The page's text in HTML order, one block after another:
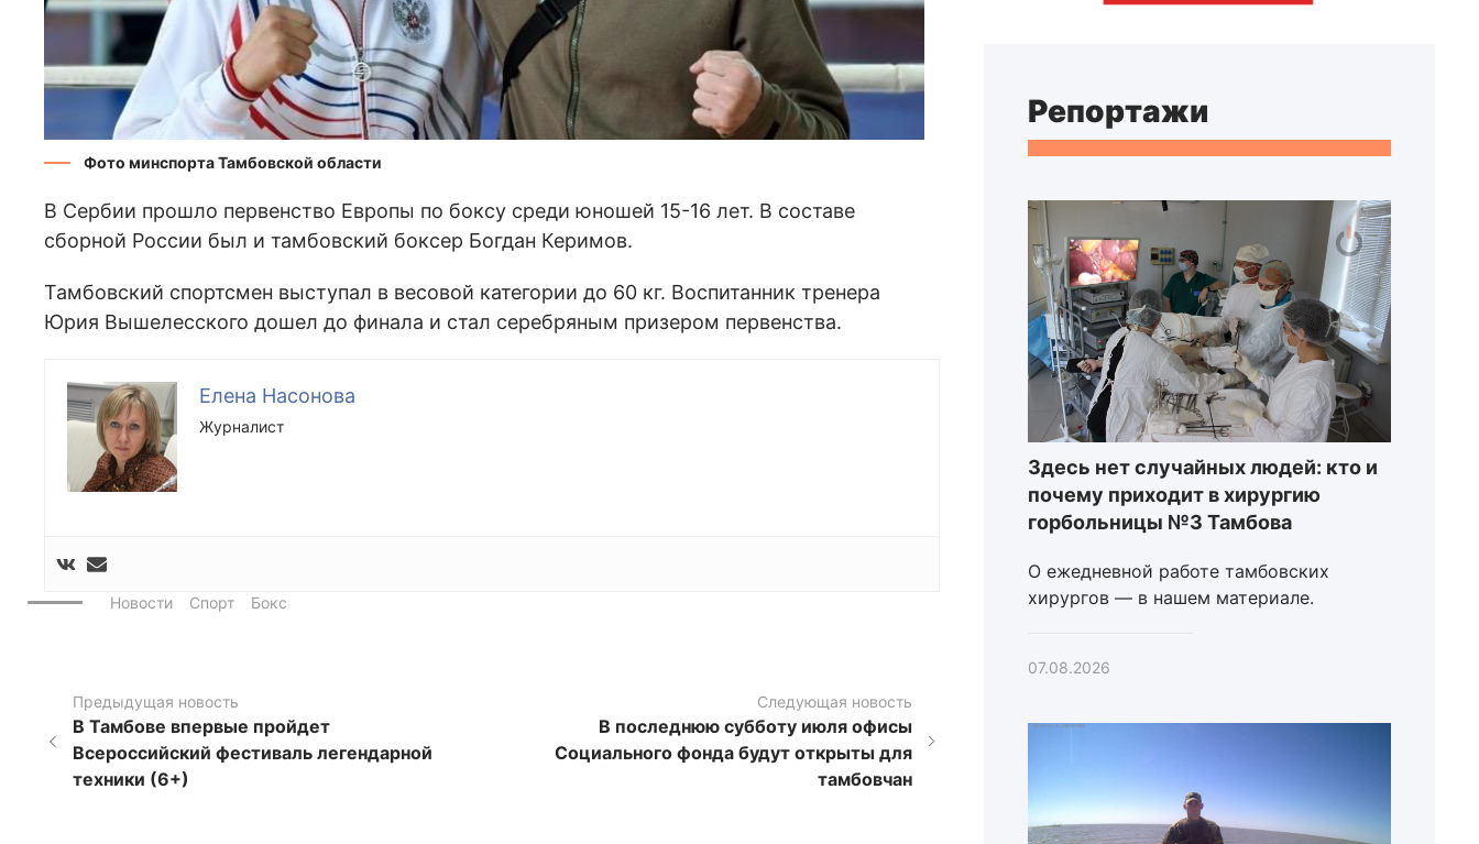
Фото минспорта Тамбовской области
В Сербии прошло первенство Европы по боксу среди юношей 15-16 лет. В составе
сборной России был и тамбовский боксер Богдан Керимов.
Тамбовский спортсмен выступал в весовой категории до 60 кг. Воспитанник тренера
Юрия Вышелесского дошел до финала и стал серебряным призером первенства.
Елена Насонова
Журналист
Новости Спорт Бокс
Предыдущая новость
В Тамбове впервые пройдет
Всероссийский фестиваль легендарной
техники (6+)
Следующая новость
В последнюю субботу июля офисы
Социального фонда будут открыты для
тамбовчан
Репортажи
Здесь нет случайных людей: кто и
почему приходит в хирургию
горбольницы №3 Тамбова
О ежедневной работе тамбовских
хирургов — в нашем материале.
07.08.2026